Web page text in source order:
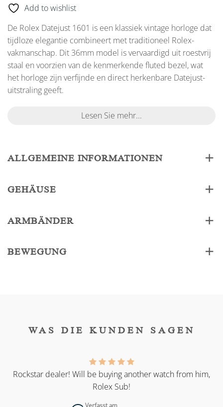
Add to wishlist
De Rolex Datejust 1601 is een klassiek vintage horloge dat
tijdloze elegantie combineert met traditioneel Rolex-
vakmanschap. Dit 36mm model is vervaardigd uit roestvrij
staal en voorzien van de kenmerkende fluted bezel, wat
het horloge zijn verfijnde en direct herkenbare Datejust-
uitstraling geeft.
Lesen Sie mehr...
ALLGEMEINE INFORMATIONEN
GEHÄUSE
ARMBÄNDER
BEWEGUNG
WAS DIE KUNDEN SAGEN
Rockstar dealer! Will be buying another watch from him,
Rolex Sub!